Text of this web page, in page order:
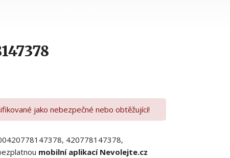
jako nebezpečné nebo obtěžující!
420778147378,
mobilní aplikací Nevolejte.cz